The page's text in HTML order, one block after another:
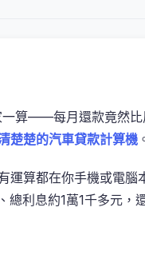
算——每月還款竟然
楚楚的汽車貸款計算機
運算都在你手機或電
總利息約1萬1千多元